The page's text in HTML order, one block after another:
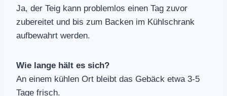
Ja, der Teig kann problemlos einen Tag zuvor
zubereitet und bis zum Backen im Kühlschrank
aufbewahrt werden.
Wie lange hält es sich?
An einem kühlen Ort bleibt das Gebäck etwa 3-5
Tage frisch.